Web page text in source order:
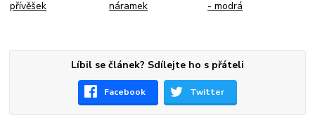
přívěšek
náramek
- modrá
Líbil se článek? Sdílejte ho s přáteli
Facebook Twitter